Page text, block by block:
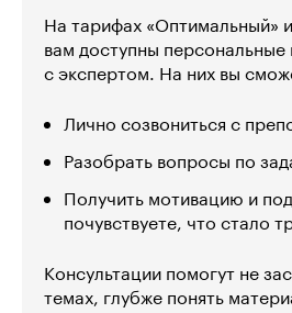
На тарифах «Оптимальный»
вам доступны персональные
с экспертом. На них вы
Лично созвониться с
Разобрать вопросы по
Получить мотивацию и
почувствуете, что стало
Консультации помогут не
темах, глубже понять